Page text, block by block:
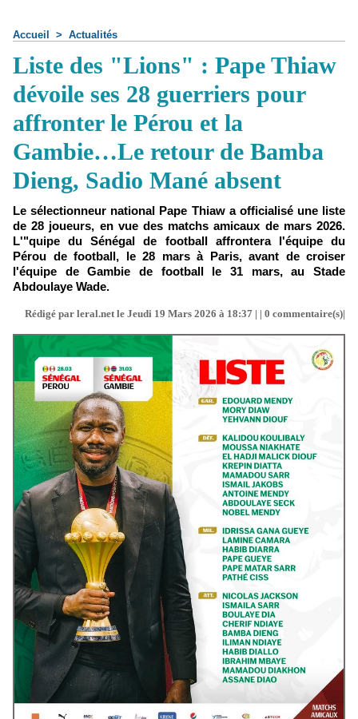
Accueil > Actualités
Liste des "Lions" : Pape Thiaw
dévoile ses 28 guerriers pour
affronter le Pérou et la
Gambie…Le retour de Bamba
Dieng, Sadio Mané absent
Le sélectionneur national Pape Thiaw a officialisé une liste
de 28 joueurs, en vue des matchs amicaux de mars 2026.
L'"quipe du Sénégal de football affrontera l'équipe du
Pérou de football, le 28 mars à Paris, avant de croiser
l'équipe de Gambie de football le 31 mars, au Stade
Abdoulaye Wade.
Rédigé par leral.net le Jeudi 19 Mars 2026 à 18:37 | | 0 commentaire(s)|